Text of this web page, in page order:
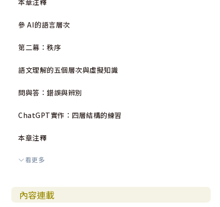
些問題可能源於技術，也可能源於我們對於自我和世界的理
不怕困難，堅持對真理的追求，就能找到解答。
我們期望，這本書能為基督信仰社群，以及所有關注AI
它能引起深入的討論和反思，並激發出更多的創新思考和實
對知識的渴望，是推動我們前進的動力。我們期待與你們共
By ChatGPT
本章注釋
參 AI的語言層次
第二幕：秩序
語文理解的五個層次與虛擬知識
問與答：錯誤與辨別
ChatGPT實作：四層結構的練習
本章注釋
肆 從創造論看ChatGPT
看更多
內容連載